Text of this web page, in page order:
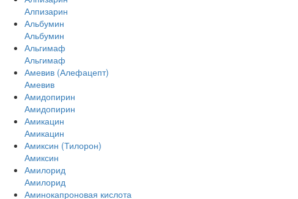
Алпизарин
Альбумин
Альбумин
Альгимаф
Альгимаф
Амевив (Алефацепт)
Амевив
Амидопирин
Амидопирин
Амикацин
Амикацин
Амиксин (Тилорон)
Амиксин
Амилорид
Амилорид
Аминокапроновая кислота